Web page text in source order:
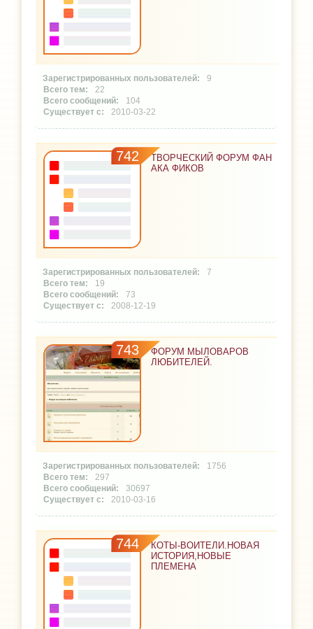
9
22
104
2010-03-22
742
ТВОРЧЕСКИЙ ФОРУМ ФАН
АКА ФИКОВ
7
19
73
2008-12-19
743
ФОРУМ МЫЛОВАРОВ
ЛЮБИТЕЛЕЙ.
1756
297
30697
2010-03-16
744
КОТЫ-ВОИТЕЛИ.НОВАЯ
ИСТОРИЯ,НОВЫЕ
ПЛЕМЕНА